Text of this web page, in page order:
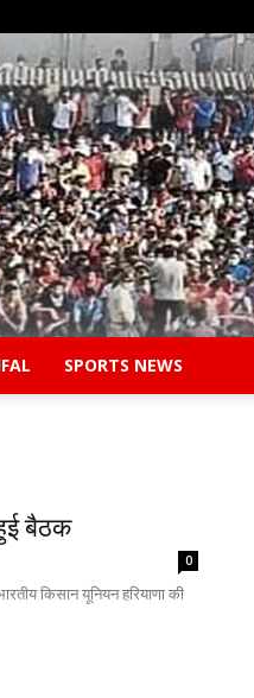
SPORTS NEWS
बैठक
0
किसान यूनियन हरियाणा की